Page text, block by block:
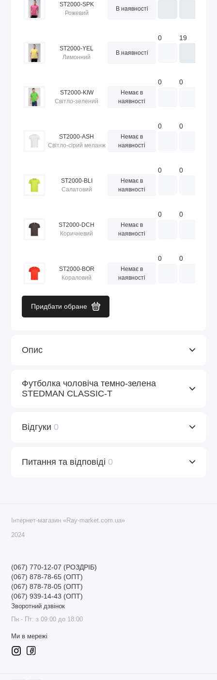
ST2000-SPK
Рожевий
В наявності
ST2000-YEL
Лимонний
В наявності
0 19
ST2000-KIW
Світло-зелений
Немає в
наявності
0 0
ST2000-ASH
Світло-сірий меланж
Немає в
наявності
0 0
ST2000-BLI
Салатовий
Немає в
наявності
0 0
ST2000-DCH
Коричневий
Немає в
наявності
0 0
ST2000-BOR
Кораловий
Немає в
наявності
0 0
Придбати обране
Опис
Футболка чоловіча темно-зелена
STEDMАN CLASSIC-T
Відгуки 0
Питання та відповіді 0
Інтернет-магазин «Ray-market.com.ua»
2024
(067) 770-12-07 (РОЗДРІБ)
(067) 878-78-65 (ОПТ)
(067) 878-78-05 (ОПТ)
(067) 939-14-43 (ОПТ)
Зворотний дзвінок
Пн - Пт: з 09:00 до 18:00
Ми в мережі